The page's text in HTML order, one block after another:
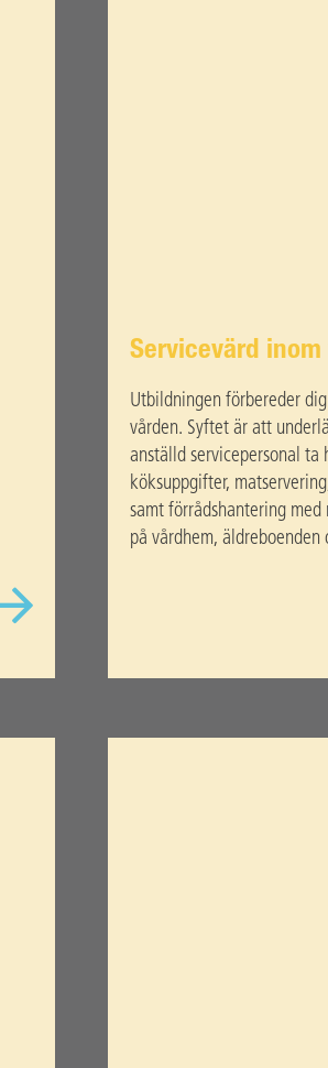
Servicevärd inom
Utbildningen förbereder
vården. Syftet är att
anställd servicepersonal ta
köksuppgifter,
samt förrådshantering
på vårdhem, äldreboenden